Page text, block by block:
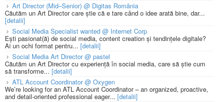
Art Director (Mid–Senior) @ Digitas România
Căutăm un Art Director care știe că e tare când o idee arată bine, dar...
[detalii]
Social Media Specialist wanted @ Internet Corp
Ești pasionat(ă) de social media, content creation și tendințele digitale?
Ai un ochi format pentru... [detalii]
Social Media Art Director @ pastel
Căutăm un Art Director cu experiență în social media, care să știe cum
să transforme... [detalii]
ATL Account Coordinator @ Oxygen
We’re looking for an ATL Account Coordinator – an organized, proactive,
and detail-oriented professional eager... [detalii]